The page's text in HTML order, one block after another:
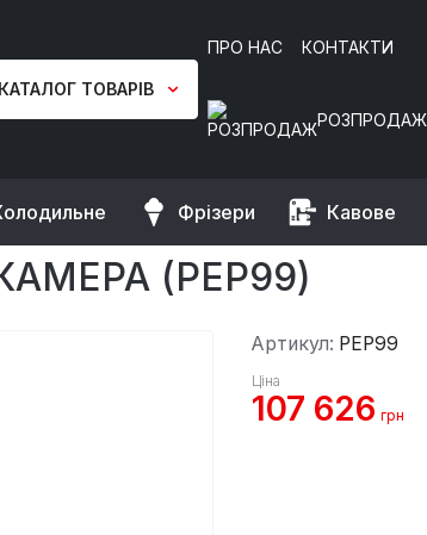
КАТАЛОГ ТОВАРІВ
ПРО НАС КОНТАКТИ
РОЗПРОДАЖ
Фрізери Кавове
піци, 9 х 34 см, 1 камера
(PEP99)
Артикул: PEP99
Ціна
107 626 грн